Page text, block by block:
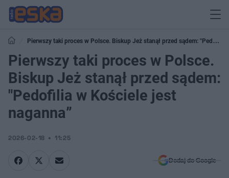
Pierwszy taki proces w Polsce. Biskup Jeż stanął przed sądem: "Pedofilia
w Kościele jest naganna”
Pierwszy taki proces w Polsce.
Biskup Jeż stanął przed sądem:
"Pedofilia w Kościele jest
naganna”
2026-02-18 11:25
Dodaj do Google